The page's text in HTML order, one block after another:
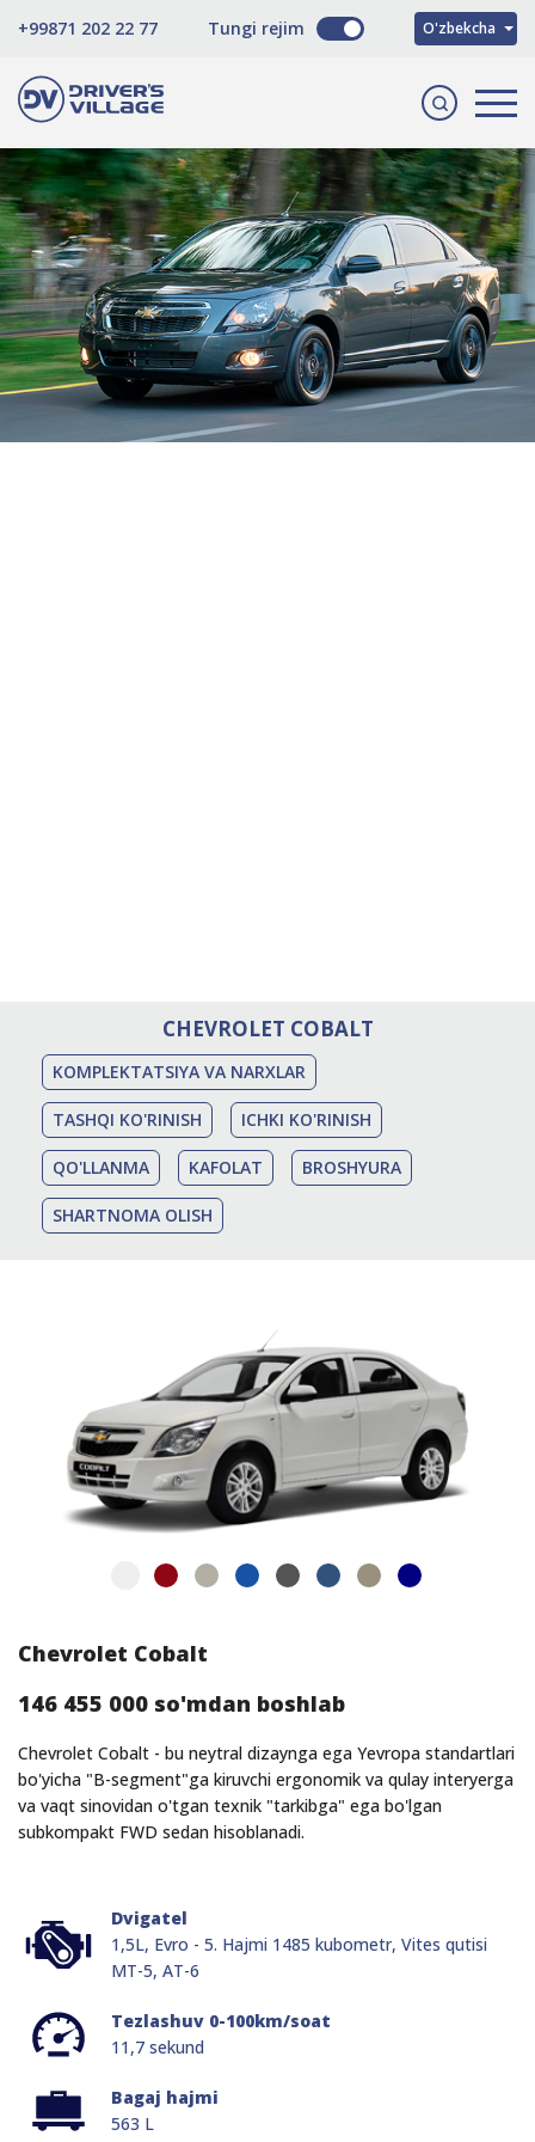
+99871 202 22 77 Tungi rejim O'zbekcha
Русский
CHEVROLET COBALT
KOMPLEKTATSIYA VA NARXLAR
TASHQI KO'RINISH ICHKI KO'RINISH
QO'LLANMA KAFOLAT BROSHYURA
SHARTNOMA OLISH
Chevrolet Cobalt
146 455 000 so'mdan boshlab
Chevrolet Cobalt - bu neytral dizaynga ega Yevropa standartlari
bo'yicha "B-segment"ga kiruvchi ergonomik va qulay interyerga
va vaqt sinovidan o'tgan texnik "tarkibga" ega bo'lgan
subkompakt FWD sedan hisoblanadi.
Dvigatel
1,5L, Evro - 5. Hajmi 1485 kubometr, Vites qutisi
MT-5, AT-6
Tezlashuv 0-100km/soat
11,7 sekund
Bagaj hajmi
563 L